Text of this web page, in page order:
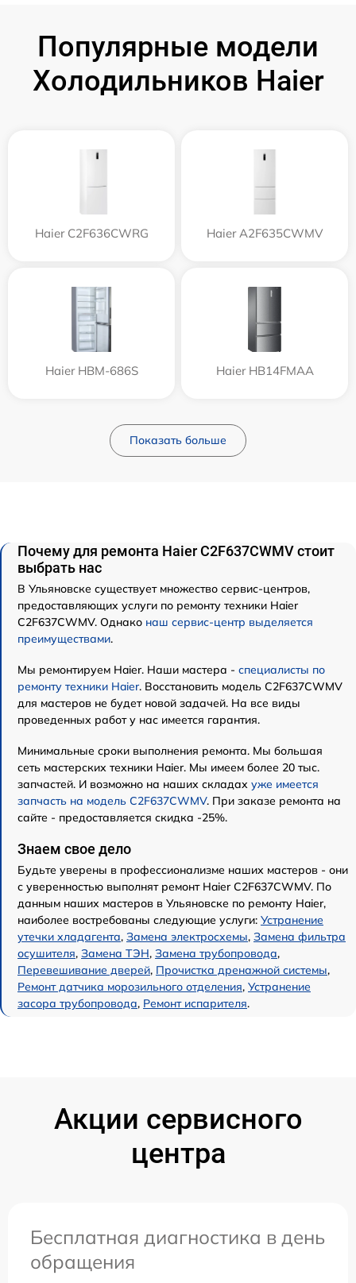
Популярные модели
Холодильников Haier
Haier C2F636CWRG Haier A2F635CWMV
Haier HBM-686S Haier HB14FMAA
Показать больше
Почему для ремонта Haier C2F637CWMV стоит
выбрать нас
В Ульяновске существует множество сервис-центров,
предоставляющих услуги по ремонту техники Haier
C2F637CWMV. Однако наш сервис-центр выделяется
преимуществами.
Мы ремонтируем Haier. Наши мастера - специалисты по
ремонту техники Haier. Восстановить модель C2F637CWMV
для мастеров не будет новой задачей. На все виды
проведенных работ у нас имеется гарантия.
Минимальные сроки выполнения ремонта. Мы большая
сеть мастерских техники Haier. Мы имеем более 20 тыс.
запчастей. И возможно на наших складах уже имеется
запчасть на модель C2F637CWMV. При заказе ремонта на
сайте - предоставляется скидка -25%.
Знаем свое дело
Будьте уверены в профессионализме наших мастеров - они
с уверенностью выполнят ремонт Haier C2F637CWMV. По
данным наших мастеров в Ульяновске по ремонту Haier,
наиболее востребованы следующие услуги: Устранение
утечки хладагента, Замена электросхемы, Замена фильтра
осушителя, Замена ТЭН, Замена трубопровода,
Перевешивание дверей, Прочистка дренажной системы,
Ремонт датчика морозильного отделения, Устранение
засора трубопровода, Ремонт испарителя.
Акции сервисного
центра
Бесплатная диагностика в день
обращения